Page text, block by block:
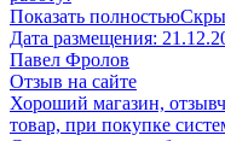
Показать полностью
Дата размещения:
Павел Фролов
Отзыв на сайте
Хороший магазин,
товар, при покупке